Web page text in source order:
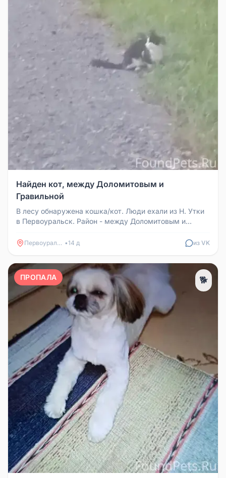
Найден кот, между Доломитовым и
Гравильной
В лесу обнаружена кошка/кот. Люди ехали из Н. Утки
в Первоуральск. Район - между Доломитовым и
Первоуральск •14 д из VK
ПРОПАЛА 🐕